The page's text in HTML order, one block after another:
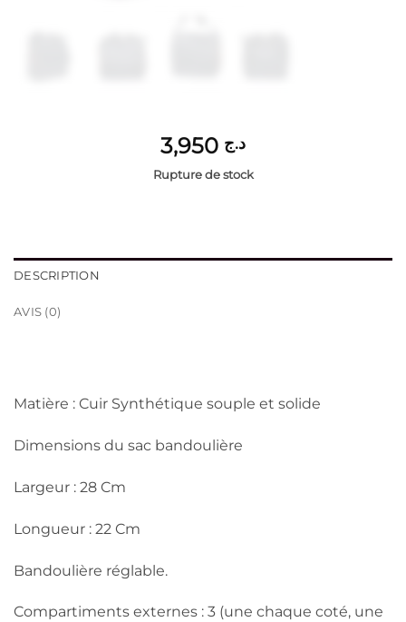
د.ج
Rupture de stock
DESCRIPTION
AVIS (0)
Matière : Cuir Synthétique souple et solide
Dimensions du sac bandoulière
Largeur : 28 Cm
Longueur : 22 Cm
Bandoulière réglable.
Compartiments externes : 3 (une chaque coté, une